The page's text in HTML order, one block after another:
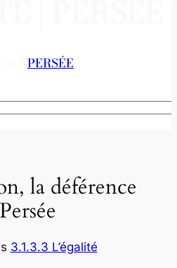
PERSÉE
la déférence
3.1.3.3 L’égalité